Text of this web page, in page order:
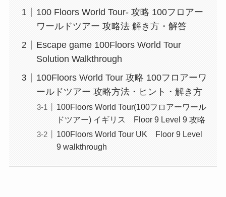
100 Floors World Tour- 攻略 100フロアー
ワールドツアー 攻略法 解き方・解答
Escape game 100Floors World Tour
Solution Walkthrough
100Floors World Tour 攻略 100フロアーワ
ールドツアー 攻略方法・ヒント・解き方
100Floors World Tour(100フロアーワール
ドツアー) イギリス Floor 9 Level 9 攻略
100Floors World Tour UK Floor 9 Level
9 walkthrough